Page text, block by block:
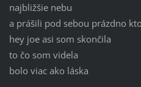
najbližšie nebu
a prášili pod sebou prázdno
hey joe asi som skončila
to čo som videla
bolo viac ako láska